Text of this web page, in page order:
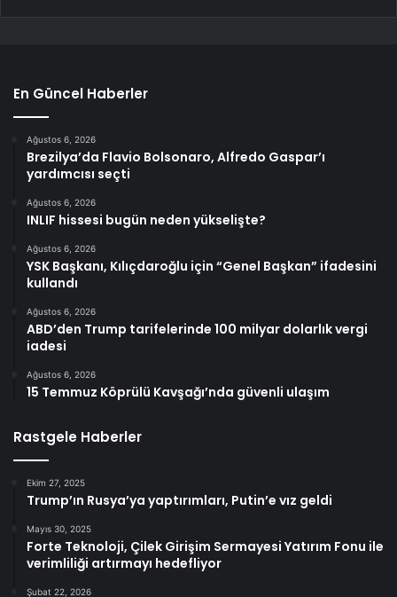
En Güncel Haberler
Ağustos 6, 2026
Brezilya’da Flavio Bolsonaro, Alfredo Gaspar’ı
yardımcısı seçti
Ağustos 6, 2026
INLIF hissesi bugün neden yükselişte?
Ağustos 6, 2026
YSK Başkanı, Kılıçdaroğlu için “Genel Başkan” ifadesini
kullandı
Ağustos 6, 2026
ABD’den Trump tarifelerinde 100 milyar dolarlık vergi
iadesi
Ağustos 6, 2026
15 Temmuz Köprülü Kavşağı’nda güvenli ulaşım
Rastgele Haberler
Ekim 27, 2025
Trump’ın Rusya’ya yaptırımları, Putin’e vız geldi
Mayıs 30, 2025
Forte Teknoloji, Çilek Girişim Sermayesi Yatırım Fonu ile
verimliliği artırmayı hedefliyor
Şubat 22, 2026